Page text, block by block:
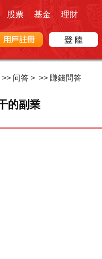
股票 基金 理財
>> 问答> >> 賺錢問答
的副業